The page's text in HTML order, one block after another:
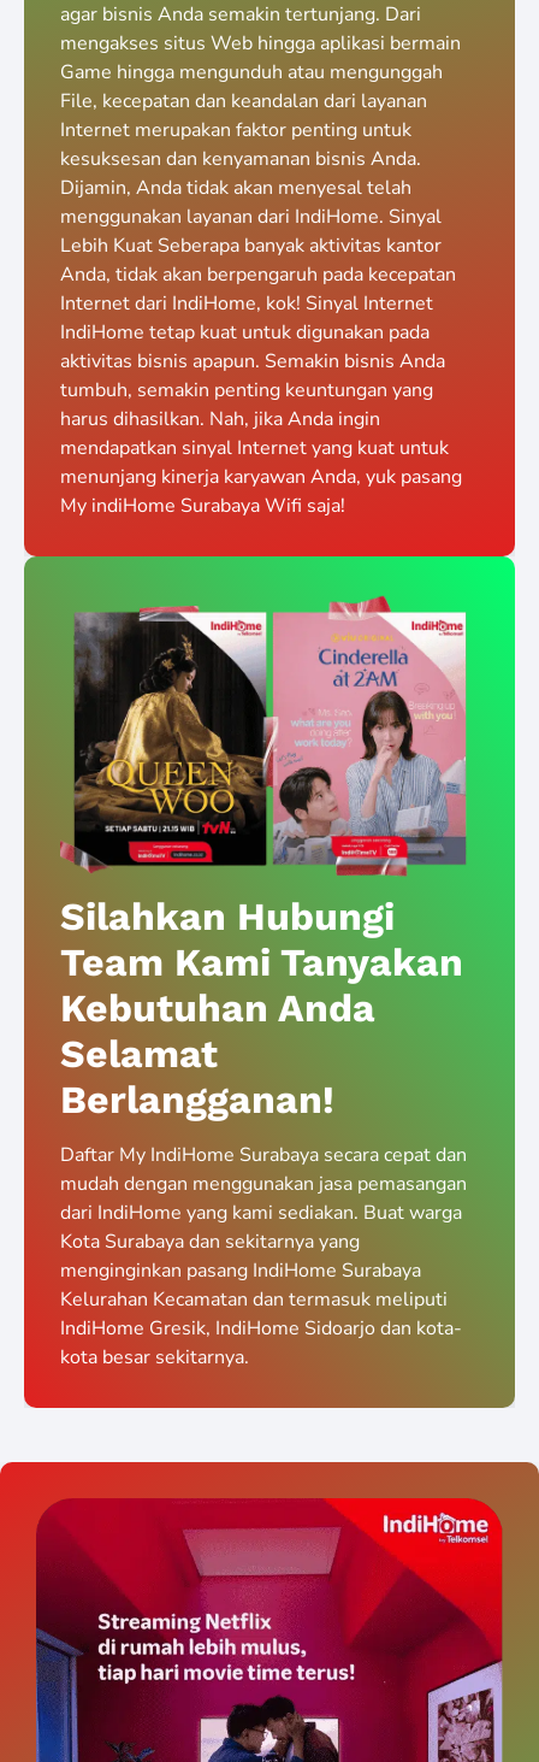
agar bisnis Anda semakin tertunjang. Dari
mengakses situs Web hingga aplikasi bermain
Game hingga mengunduh atau mengunggah
File, kecepatan dan keandalan dari layanan
Internet merupakan faktor penting untuk
kesuksesan dan kenyamanan bisnis Anda.
Dijamin, Anda tidak akan menyesal telah
menggunakan layanan dari IndiHome. Sinyal
Lebih Kuat Seberapa banyak aktivitas kantor
Anda, tidak akan berpengaruh pada kecepatan
Internet dari IndiHome, kok! Sinyal Internet
IndiHome tetap kuat untuk digunakan pada
aktivitas bisnis apapun. Semakin bisnis Anda
tumbuh, semakin penting keuntungan yang
harus dihasilkan. Nah, jika Anda ingin
mendapatkan sinyal Internet yang kuat untuk
menunjang kinerja karyawan Anda, yuk pasang
My indiHome Surabaya Wifi saja!
Silahkan Hubungi
Team Kami Tanyakan
Kebutuhan Anda
Selamat
Berlangganan!
Daftar My IndiHome Surabaya secara cepat dan
mudah dengan menggunakan jasa pemasangan
dari IndiHome yang kami sediakan. Buat warga
Kota Surabaya dan sekitarnya yang
menginginkan pasang IndiHome Surabaya
Kelurahan Kecamatan dan termasuk meliputi
IndiHome Gresik, IndiHome Sidoarjo dan kota-
kota besar sekitarnya.